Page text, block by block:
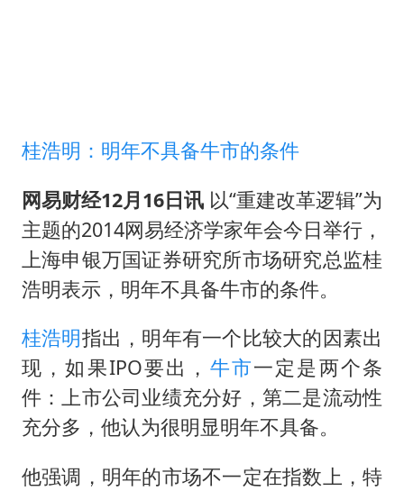
桂浩明：明年不具备牛市的条件
网易财经12月16日讯 以“重建改革逻辑”为
主题的2014网易经济学家年会今日举行，
上海申银万国证券研究所市场研究总监桂
浩明表示，明年不具备牛市的条件。
桂浩明指出，明年有一个比较大的因素出
现，如果IPO要出， 牛市一定是两个条
件：上市公司业绩充分好，第二是流动性
充分多，他认为很明显明年不具备。
他强调，明年的市场不一定在指数上，特